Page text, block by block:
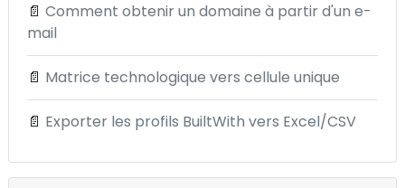
📄 Comment obtenir un domaine à partir d'un e-
mail
📄 Matrice technologique vers cellule unique
📄 Exporter les profils BuiltWith vers Excel/CSV